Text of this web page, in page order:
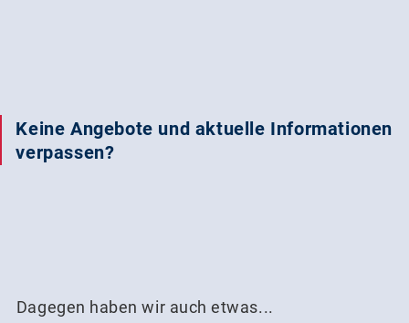
Keine Angebote und aktuelle Informationen
verpassen?
Dagegen haben wir auch etwas...